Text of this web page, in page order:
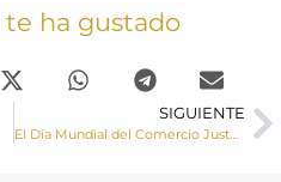
ha gustado
SIGUIENTE
El Día Mundial del Comercio Justo Cáritas invita a la ciudadanía a conocer productos que “le sientan bien a todo el mundo”